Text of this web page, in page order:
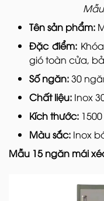
Tên sản phẩm:
Đặc điểm:
gió toàn cửa,
Số ngăn:30
Chất liệu: Inox
Kích thước:
Màu sắc: Inox
Mẫu 15 ngăn mái